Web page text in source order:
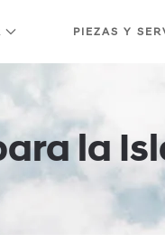
PIEZAS Y
la